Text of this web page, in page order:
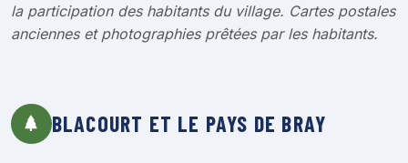
la participation des habitants du village. Cartes postales
anciennes et photographies prêtées par les habitants.
BLACOURT ET LE PAYS DE BRAY